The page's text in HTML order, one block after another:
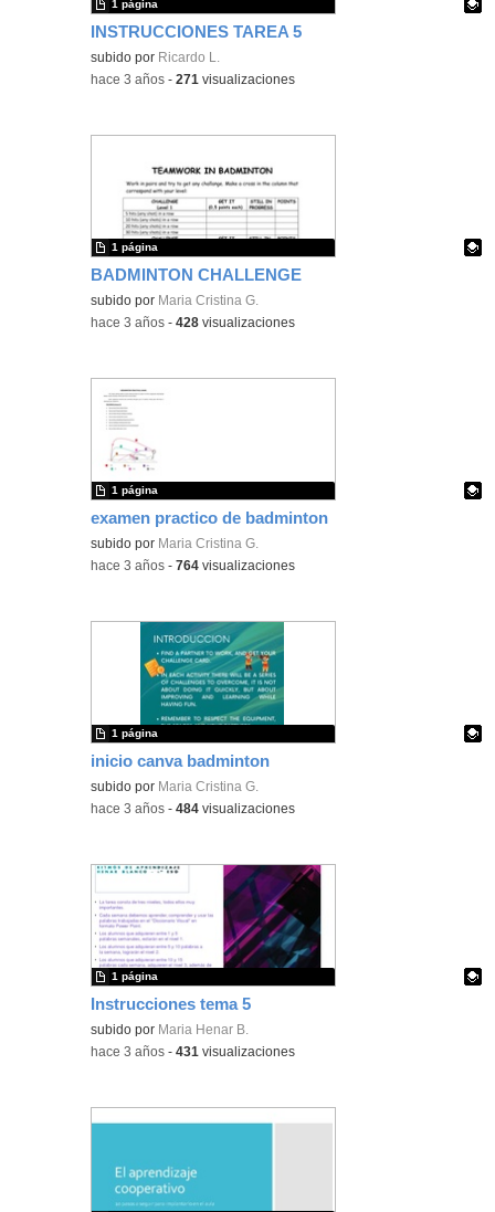
INSTRUCCIONES TAREA 5
Contenido educativo.
subido por Ricardo L.
1 página
-hace 3 años -271 visualizaciones
BADMINTON CHALLENGE
Contenido educativo.
subido por Maria Cristina G.
1 página
-hace 3 años -428 visualizaciones
examen practico de badminton
Contenido educativo.
subido por Maria Cristina G.
1 página
-hace 3 años -764 visualizaciones
inicio canva badminton
Contenido educativo.
subido por Maria Cristina G.
1 página
-hace 3 años -484 visualizaciones
Instrucciones tema 5
Contenido educativo.
subido por Maria Henar B.
1 página
-hace 3 años -431 visualizaciones